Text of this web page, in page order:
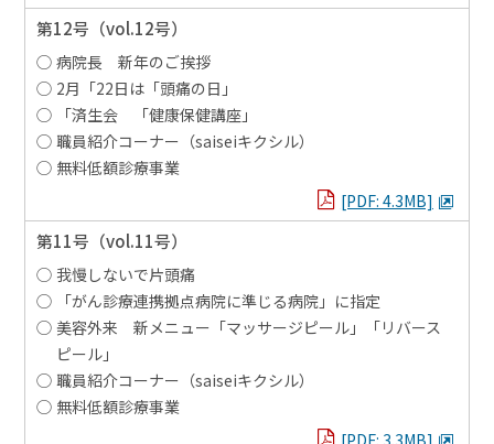
第12号 （vol.12号）
病院長 新年のご挨拶
2月「22日は「頭痛の日」
「済生会 「健康保健講座」
職員紹介コーナー（saiseiキクシル）
無料低額診療事業
PDFを見る
[PDF: 4.3MB]
第11号 （vol.11号）
我慢しないで片頭痛
「がん診療連携拠点病院に準じる病院」に指定
美容外来 新メニュー「マッサージピール」「リバース
ピール」
職員紹介コーナー（saiseiキクシル）
無料低額診療事業
PDFを見る
[PDF: 3.3MB]